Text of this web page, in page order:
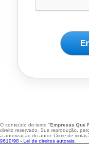
O conteúdo do texto "Empresas Que
direito reservado. Sua reprodução,
a autorização do autor. Crime de
9610/98 - Lei de direitos autorais